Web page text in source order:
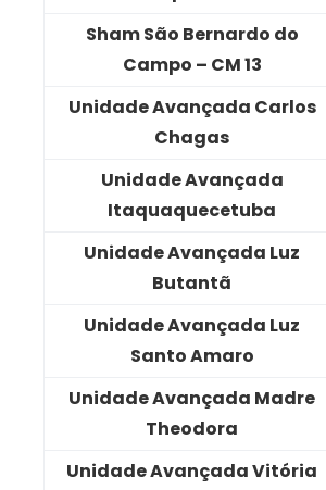
Sham São Bernardo do
Campo – CM 13
Unidade Avançada Carlos
Chagas
Unidade Avançada
Itaquaquecetuba
Unidade Avançada Luz
Butantã
Unidade Avançada Luz
Santo Amaro
Unidade Avançada Madre
Theodora
Unidade Avançada Vitória